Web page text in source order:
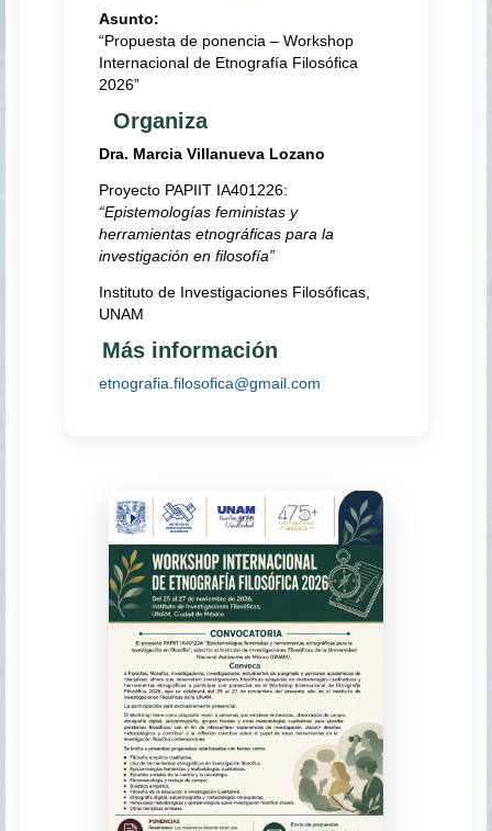
Asunto:
“Propuesta de ponencia – Workshop
Internacional de Etnografía Filosófica
2026”
Organiza
Dra. Marcia Villanueva Lozano
Proyecto PAPIIT IA401226:
“Epistemologías feministas y
herramientas etnográficas para la
investigación en filosofía”
Instituto de Investigaciones Filosóficas,
UNAM
Más información
etnografia.filosofica@gmail.com